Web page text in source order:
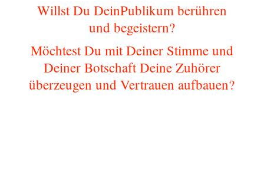
Willst Du DeinPublikum berühren
und begeistern?
Möchtest Du mit Deiner Stimme und
Deiner Botschaft Deine Zuhörer
überzeugen und Vertrauen aufbauen?